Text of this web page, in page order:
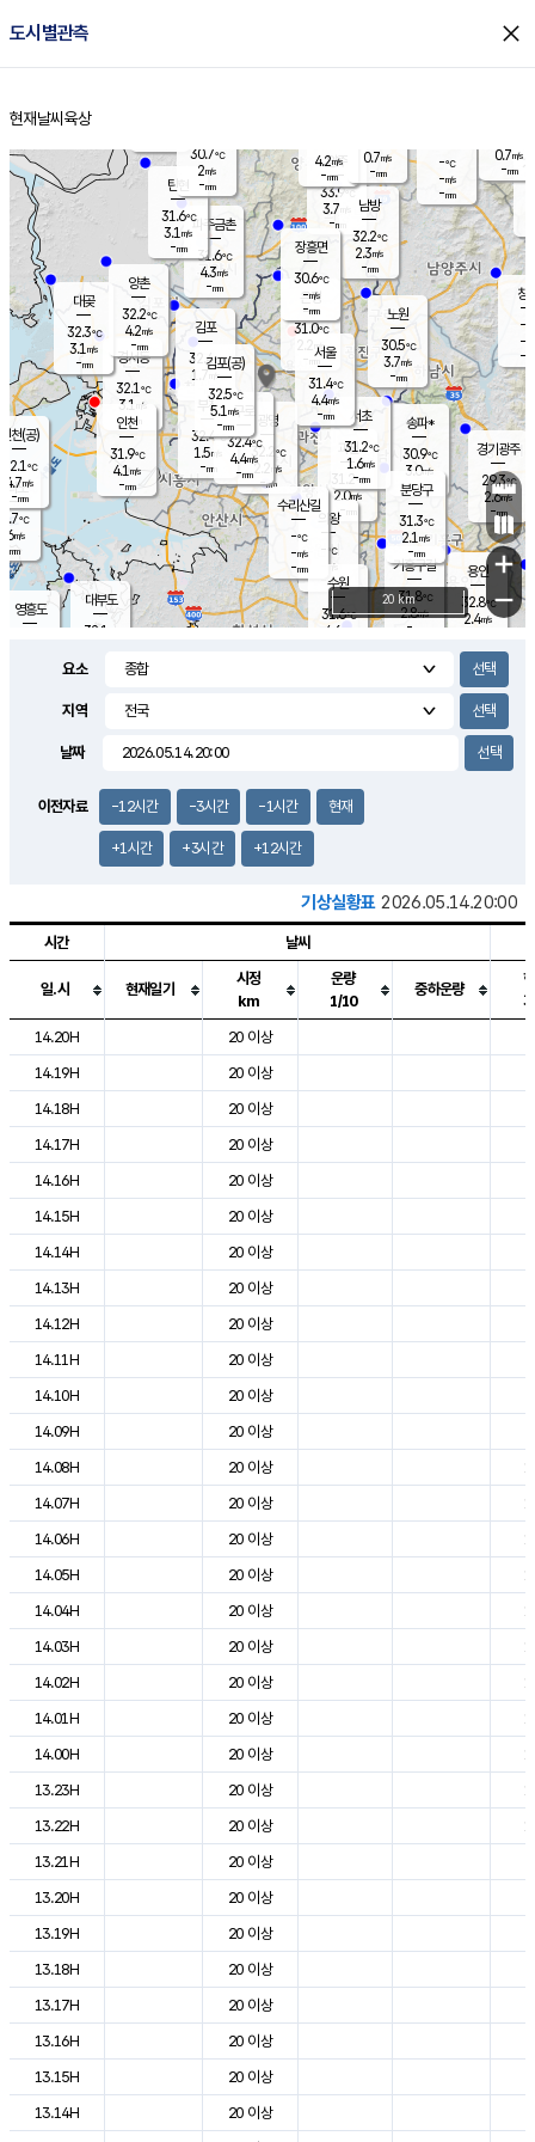
도시별관측 close
홈
현재날씨 육상
의도
℃
m/s
mm
영흥도
양주
33.9℃
3.7
-mm
과천
31.2℃
2.0m/s
- mm
용인
32.8℃
2.4m/s
경기광주
29.3℃
2.6m/s
-mm
4.9m/s
대부도
32.1
경서동
32.1℃
3.1 m/s
-mm
파주금촌
31.6℃
4.3m/s
-mm
-℃
-m/s
-mm
대곶
32.3℃
3.1 m/s
-mm
창
-
-m/
-
탄현
31.6℃
3.1 m/s
-mm
0.7m/s
-mm
의왕
- ℃
m/s
mm
김포
32.4℃
1.7 m/s
mm
광명
32.2 ℃
2.2 m/s
-mm
부천
32.4℃
1.5m/s
-mm
양촌
32.2℃
4.2m/s
-mm
구로
32.4℃
4.4m/s
-mm
은평
31.0℃
2.2 m/s
- mm
노원
30.5℃
3.7m/s
-mm
송파*
30.9℃
3.0m/s
-mm
서초
31.2℃
1.6m/s
-mm
남방
32.2℃
2.3m/s
-mm
기흥구갈
31.8℃
2.8m/s
-
수리산길
-℃
-m/s
-mm
분당구
31.3℃
2.1 m/s
-mm
장흥면
30.6℃
-m/s
-mm
4.2m/s
-mm
인천(공)
32.1℃
4.7m/s
-mm
김포(공)
32.5℃
5.1 m/s
-mm
수원
31.6℃
4.6 m/s
인천
31.9℃
4.1 m/s
-mm
서울
31.4℃
4.4m/s
-mm
30.7℃
2m/s
-mm
0.7m/s
-mm
+
−
20 km
요소
지역
날짜
이전자료 -12시간 -3시간 -1시간 현재
+1시간 +3시간 +12시간
기상실황표 2026.05.14.20:00
도시별 기상실황표로 지점, 날씨, 기온, 강수, 바람, 기압등을 안내한 표입
시간 날씨
일.시 현재일기
시정
km
운량
1/10
중하운량
14.20H
20 이상
14.19H
20 이상
14.18H
20 이상
14.17H
20 이상
14.16H
20 이상
14.15H
20 이상
14.14H
20 이상
14.13H
20 이상
14.12H
20 이상
14.11H
20 이상
14.10H
20 이상
14.09H
20 이상
14.08H
20 이상
14.07H
20 이상
14.06H
20 이상
14.05H
20 이상
14.04H
20 이상
14.03H
20 이상
14.02H
20 이상
14.01H
20 이상
14.00H
20 이상
13.23H
20 이상
13.22H
20 이상
13.21H
20 이상
13.20H
20 이상
13.19H
20 이상
13.18H
20 이상
13.17H
20 이상
13.16H
20 이상
13.15H
20 이상
13.14H
20 이상